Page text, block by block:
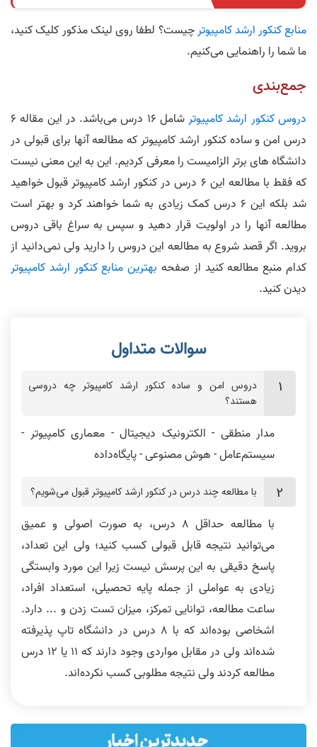
منابع کنکور ارشد کامپیوترچیست؟ لطفا روی لینک مذکور کلیک کنید،
ما شما را راهنمایی می‌کنیم.
جمع‌بندی
دروس کنکور ارشد کامپیوتر
شامل 16 درس می‌باشد. در این مقاله 6
درس امن و ساده کنکور ارشد کامپیوتر که مطالعه آنها برای قبولی در
دانشگاه های برتر الزامیست را معرفی کردیم. این به این معنی نیست
که فقط با مطالعه این 6 درس در کنکور ارشد کامپیوتر قبول خواهید
شد بلکه این 6 درس کمک زیادی به شما خواهند کرد و بهتر است
مطالعه آنها را در اولویت قرار دهید و سپس به سراغ باقی دروس
بروید. اگر قصد شروع به مطالعه این دروس را دارید ولی نمی‌دانید از
کدام منبع مطالعه کنید از صفحه بهترین منابع کنکور ارشد کامپیوتر
دیدن کنید.
دروس امن و ساده کنکور ارشد کامپیوتر چه دروسی
هستند؟
مدار منطقی - الکترونیک دیجیتال - معماری کامپیوتر -
سیستم‌عامل - هوش مصنوعی - پایگاه‌داده
با مطالعه چند درس در کنکور ارشد کامپیوتر قبول می‌شویم؟
با مطالعه حداقل 8 درس، به صورت اصولی و عمیق
می‌توانید نتیجه قابل قبولی کسب کنید؛ ولی این تعداد،
پاسخ دقیقی به این پرسش نیست زیرا این مورد وابستگی
زیادی به عواملی از جمله پایه تحصیلی، استعداد افراد،
ساعت مطالعه، توانایی تمرکز، میزان تست زدن و ... دارد.
اشخاصی بوده‌اند که با 8 درس در دانشگاه تاپ پذیرفته
شده‌اند ولی در مقابل مواردی وجود دارند که 11 یا 12 درس
مطالعه کردند ولی نتیجه مطلوبی کسب نکرده‌اند.